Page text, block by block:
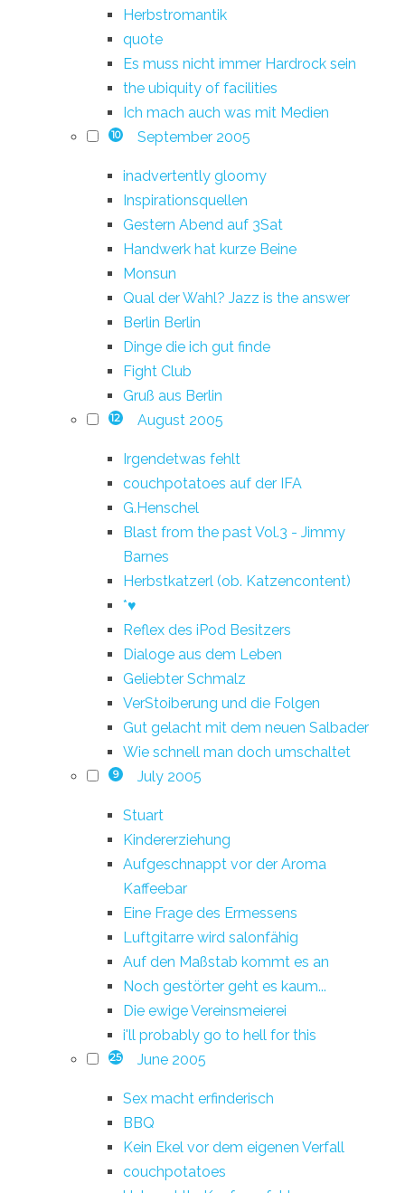
Herbstromantik
quote
Es muss nicht immer Hardrock sein
the ubiquity of facilities
Ich mach auch was mit Medien
10 September 2005
inadvertently gloomy
Inspirationsquellen
Gestern Abend auf 3Sat
Handwerk hat kurze Beine
Monsun
Qual der Wahl? Jazz is the answer
Berlin Berlin
Dinge die ich gut finde
Fight Club
Gruß aus Berlin
12 August 2005
Irgendetwas fehlt
couchpotatoes auf der IFA
G.Henschel
Blast from the past Vol.3 - Jimmy
Barnes
Herbstkatzerl (ob. Katzencontent)
*♥
Reflex des iPod Besitzers
Dialoge aus dem Leben
Geliebter Schmalz
VerStoiberung und die Folgen
Gut gelacht mit dem neuen Salbader
Wie schnell man doch umschaltet
9 July 2005
Stuart
Kindererziehung
Aufgeschnappt vor der Aroma
Kaffeebar
Eine Frage des Ermessens
Luftgitarre wird salonfähig
Auf den Maßstab kommt es an
Noch gestörter geht es kaum...
Die ewige Vereinsmeierei
i'll probably go to hell for this
25 June 2005
Sex macht erfinderisch
BBQ
Kein Ekel vor dem eigenen Verfall
couchpotatoes